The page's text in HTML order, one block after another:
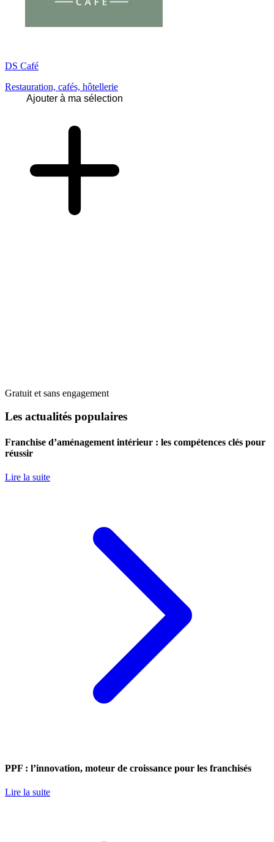
DS Café
Restauration, cafés, hôtellerie
Ajouter à ma sélection
Gratuit et sans engagement
Les actualités populaires
Franchise d’aménagement intérieur : les compétences clés pour
réussir
Lire la suite
PPF : l’innovation, moteur de croissance pour les franchisés
Lire la suite